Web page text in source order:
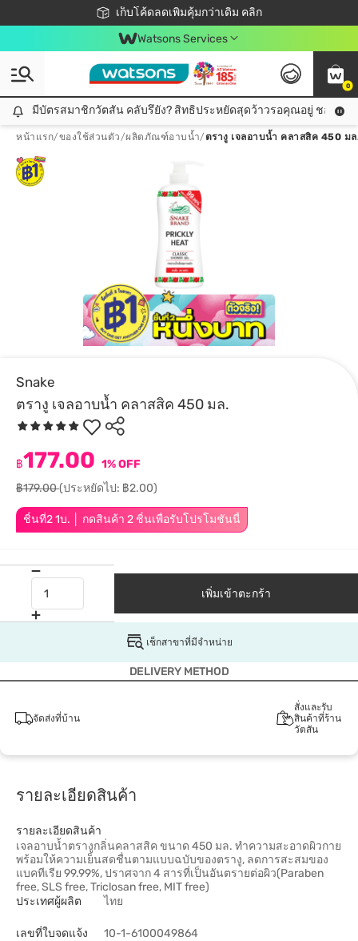
เก็บโค้ดลดเพิ่มคุ้มกว่าเดิม คลิก
ชอปออนไลน์ครั้งแรก ลดเพิ่มจุก ๆ 10%! 🎉
📦ส่งฟรี! เมื่อชอป 499฿
สมาชิกวัตสัน คลับดียังไง?
Watsons Services
0
มีบัตรสมาชิกวัตสัน คลับรึยัง? สิทธิประหยัดสุดว้าวรอคุณอยู่ ชอปคุ้มกว่าเดิม คลิก!
มีบัตรสมาชิกวัตสัน คลับรึยัง? สิทธิประหยัดสุดว้าวรอคุณอยู่ ชอปคุ้มก
หน้าแรก/ของใช้ส่วนตัว/ผลิตภัณฑ์อาบน้ำ/ ตรางู เจลอาบน้ำ คลาสสิค 450 ม
Snake
ตรางู เจลอาบน้ำ คลาสสิค 450 มล.
ชิ้นที่2 1บ. │ กดสินค้า 2 ชิ้นเพื่อรับโปรโมชันนี้
฿177.00 1% OFF
฿179.00(ประหยัดไป: ฿2.00)
เพิ่มเข้าตะกร้า
เช็กสาขาที่มีจำหน่าย
DELIVERY METHOD
จัดส่งที่บ้าน
สั่งและรับ
สินค้าที่ร้าน
วัตสัน
รายละเอียดสินค้า
รายละเอียดสินค้า
เจลอาบน้ำตรางูกลิ่นคลาสสิค ขนาด 450 มล. ทำความสะอาดผิวกาย
พร้อมให้ความเย็นสดชื่นตามแบบฉบับของตรางู, ลดการสะสมของ
แบคทีเรีย 99.99%, ปราศจาก 4 สารที่เป็นอันตรายต่อผิว(Paraben
free, SLS free, Triclosan free, MIT free)
ประเทศผู้ผลิต
ไทย
เลขที่ใบจดแจ้ง 10-1-6100049864